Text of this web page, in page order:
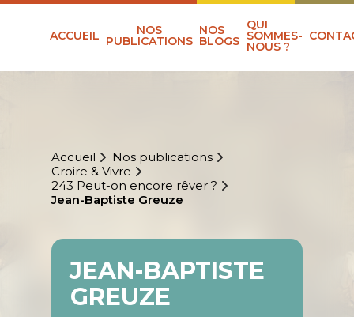
ACCUEIL NOS
PUBLICATIONS
NOS
BLOGS
QUI
SOMMES-
NOUS ?
Accueil
Nos publications
Croire & Vivre
243 Peut-on encore rêver ?
Jean-Baptiste Greuze
JEAN-BAPTISTE
GREUZE